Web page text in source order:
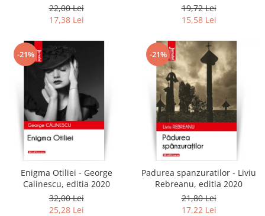
22,00 Lei
17,38 Lei
19,72 Lei
15,58 Lei
-21%
Enigma Otiliei - George
Calinescu, editia 2020
32,00 Lei
25,28 Lei
-21%
Padurea spanzuratilor - Liviu
Rebreanu, editia 2020
21,80 Lei
17,22 Lei